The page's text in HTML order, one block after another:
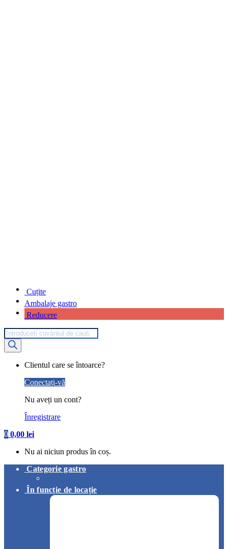
Cuțite
Ambalaje gastro
Reducere
Products
search
Clientul care se întoarce?
Conectați-vă
Nu aveți un cont?
Înregistrare
0 0,00 lei
Nu ai niciun produs în coș.
Categorie gastro
În funcție de locație